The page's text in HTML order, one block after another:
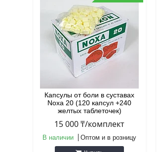
Капсулы от боли в суставах
Noxa 20 (120 капсул +240
желтых таблеточек)
15 000 ₸/комплект
В наличии Оптом и в розницу